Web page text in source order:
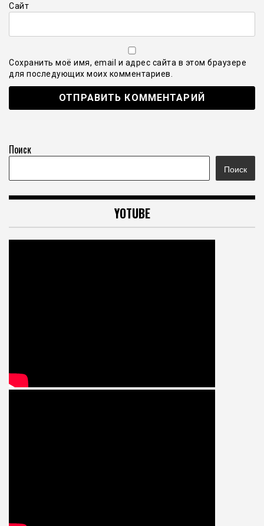
Сайт
Сохранить моё имя, email и адрес сайта в этом браузере
для последующих моих комментариев.
Поиск
Поиск
YOTUBE